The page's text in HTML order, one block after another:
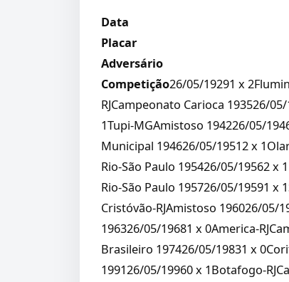
Data
Placar
Adversário
Competição26/05/19291 x
RJCampeonato Carioca 193526/
1Tupi-MGAmistoso 194226/05/
Municipal 194626/05/19512 x
Rio-São Paulo 195426/05/19562 x
Rio-São Paulo 195726/05/19591 x
Cristóvão-RJAmistoso 196026/05/
196326/05/19681 x 0America-
Brasileiro 197426/05/19831 x
199126/05/19960 x 1Botafogo-